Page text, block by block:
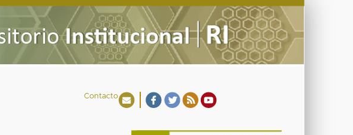
Contacto